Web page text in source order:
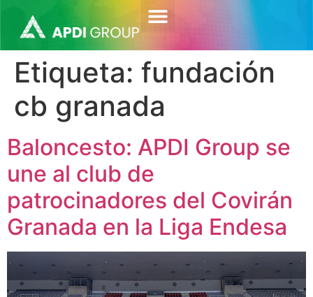
Etiqueta: fundación
cb granada
Baloncesto: APDI Group se
une al club de
patrocinadores del Covirán
Granada en la Liga Endesa